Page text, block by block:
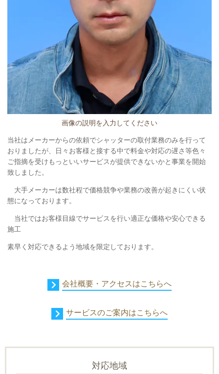
画像の説明を入力してください
当社はメーカーからの依頼でシャッターの取付業務のみを行って
おりましたが、日々お客様と接する中で料金や対応の遅さ等色々
ご指摘を受けもっといいサービスが提供できないかと事業を開始
致しました。
大手メーカーは数社程で価格競争や業務の改善が起きにくい状
態になっております。
当社ではお客様目線でサービスを行い適正な価格や安心できる
施工
素早く対応できるよう地域を限定しております。
会社概要・アクセスはこちらへ
サービスのご案内はこちらへ
対応地域